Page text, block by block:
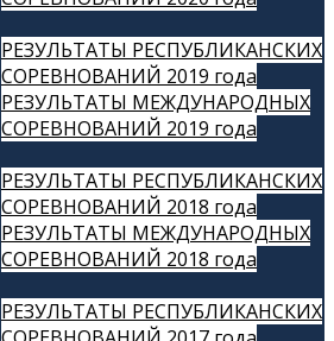
РЕЗУЛЬТАТЫ РЕСПУБЛИКАНСКИХ
СОРЕВНОВАНИЙ 2019 года
РЕЗУЛЬТАТЫ МЕЖДУНАРОДНЫХ
СОРЕВНОВАНИЙ 2019 года
РЕЗУЛЬТАТЫ РЕСПУБЛИКАНСКИХ
СОРЕВНОВАНИЙ 2018 года
РЕЗУЛЬТАТЫ МЕЖДУНАРОДНЫХ
СОРЕВНОВАНИЙ 2018 года
РЕЗУЛЬТАТЫ РЕСПУБЛИКАНСКИХ